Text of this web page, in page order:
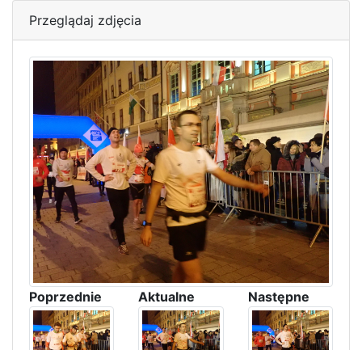
Przeglądaj zdjęcia
Poprzednie Aktualne Następne